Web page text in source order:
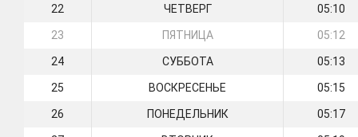
22 ЧЕТВЕРГ 05:10
23 ПЯТНИЦА 05:12
24 СУББОТА 05:13
25 ВОСКРЕСЕНЬЕ 05:15
26 ПОНЕДЕЛЬНИК 05:17